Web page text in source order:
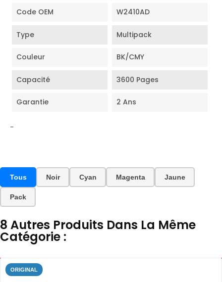
Code OEM W2410AD
Type Multipack
Couleur BK/CMY
Capacité 3600 Pages
Garantie 2 Ans
-
Tous Noir Cyan Magenta Jaune
Pack
8 Autres Produits Dans La Même
Catégorie :
ORIGINAL